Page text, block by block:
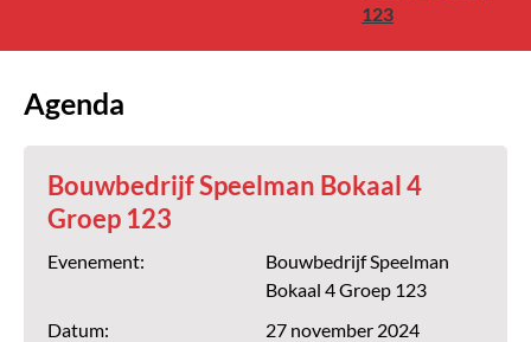
123
Agenda
Bouwbedrijf Speelman Bokaal 4
Groep 123
Evenement:
Bouwbedrijf Speelman
Bokaal 4 Groep 123
Datum:
27 november 2024